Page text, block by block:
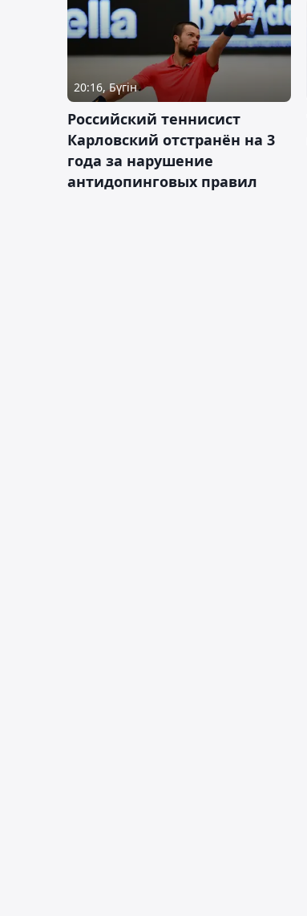
20:16, Бүгін
Российский теннисист
Карловский отстранён на 3
года за нарушение
антидопинговых правил